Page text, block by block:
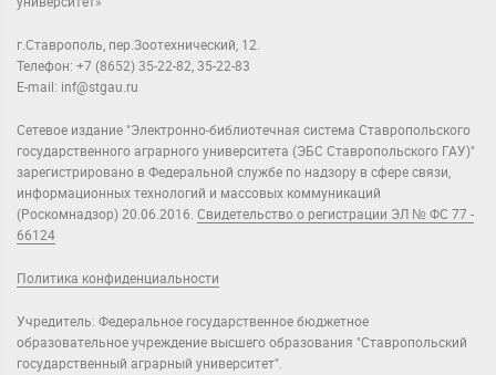
г.Ставрополь, пер.Зоотехнический, 12.
Телефон: +7 (8652) 35-22-82, 35-22-83
E-mail: inf@stgau.ru
Сетевое издание "Электронно-библиотечная система Ставропольского
государственного аграрного университета (ЭБС Ставропольского ГАУ)"
зарегистрировано в Федеральной службе по надзору в сфере связи,
информационных технологий и массовых коммуникаций
(Роскомнадзор) 20.06.2016. Свидетельство о регистрации ЭЛ № ФС 77 -
66124
Политика конфиденциальности
Учредитель: Федеральное государственное бюджетное
образовательное учреждение высшего образования "Ставропольский
государственный аграрный университет".